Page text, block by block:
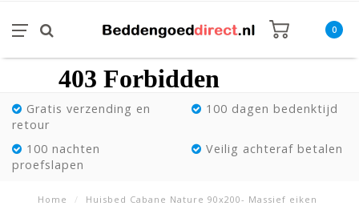
0
Gratis verzending en
retour
100 dagen bedenktijd
100 nachten
proefslapen
Veilig achteraf betalen
Home / Huisbed Cabane Nature 90x200- Massief eiken